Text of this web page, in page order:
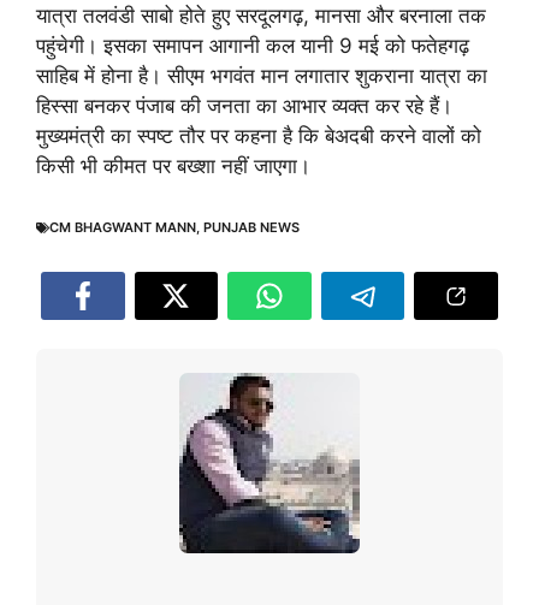
यात्रा तलवंडी साबो होते हुए सरदूलगढ़, मानसा और बरनाला तक
पहुंचेगी। इसका समापन आगानी कल यानी 9 मई को फतेहगढ़
साहिब में होना है। सीएम भगवंत मान लगातार शुकराना यात्रा का
हिस्सा बनकर पंजाब की जनता का आभार व्यक्त कर रहे हैं।
मुख्यमंत्री का स्पष्ट तौर पर कहना है कि बेअदबी करने वालों को
किसी भी कीमत पर बख्शा नहीं जाएगा।
CM BHAGWANT MANN, PUNJAB NEWS